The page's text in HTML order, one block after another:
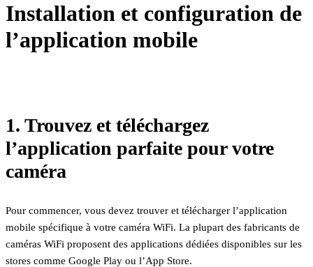
Installation et configuration de
l’application mobile
1. Trouvez et téléchargez
l’application parfaite pour votre
caméra
Pour commencer, vous devez trouver et télécharger l’application
mobile spécifique à votre caméra WiFi. La plupart des fabricants de
caméras WiFi proposent des applications dédiées disponibles sur les
stores comme Google Play ou l’App Store.